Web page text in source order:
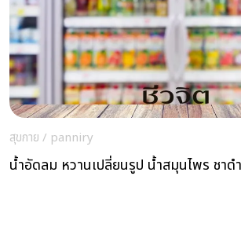
สุขกาย / panniry
น้ำอัดลม หวานเปลี่ยนรูป น้ำสมุนไพร ชาด